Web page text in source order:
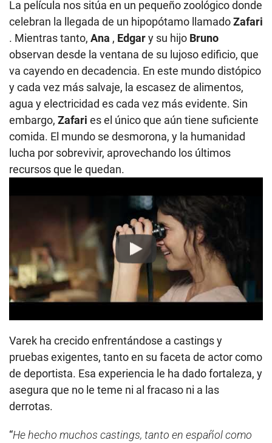
La película nos sitúa en un pequeño zoológico donde
celebran la llegada de un hipopótamo llamadoZafari
. Mientras tanto, Ana , Edgary su hijo Bruno
observan desde la ventana de su lujoso edificio, que
va cayendo en decadencia. En este mundo distópico
y cada vez más salvaje, la escasez de alimentos,
agua y electricidad es cada vez más evidente. Sin
embargo, Zafari es el único que aún tiene suficiente
comida. El mundo se desmorona, y la humanidad
lucha por sobrevivir, aprovechando los últimos
recursos que le quedan.
Play
Varek ha crecido enfrentándose a castings y
pruebas exigentes, tanto en su faceta de actor como
de deportista. Esa experiencia le ha dado fortaleza, y
asegura que no le teme ni al fracaso ni a las
derrotas.
“He hecho muchos castings, tanto en español como